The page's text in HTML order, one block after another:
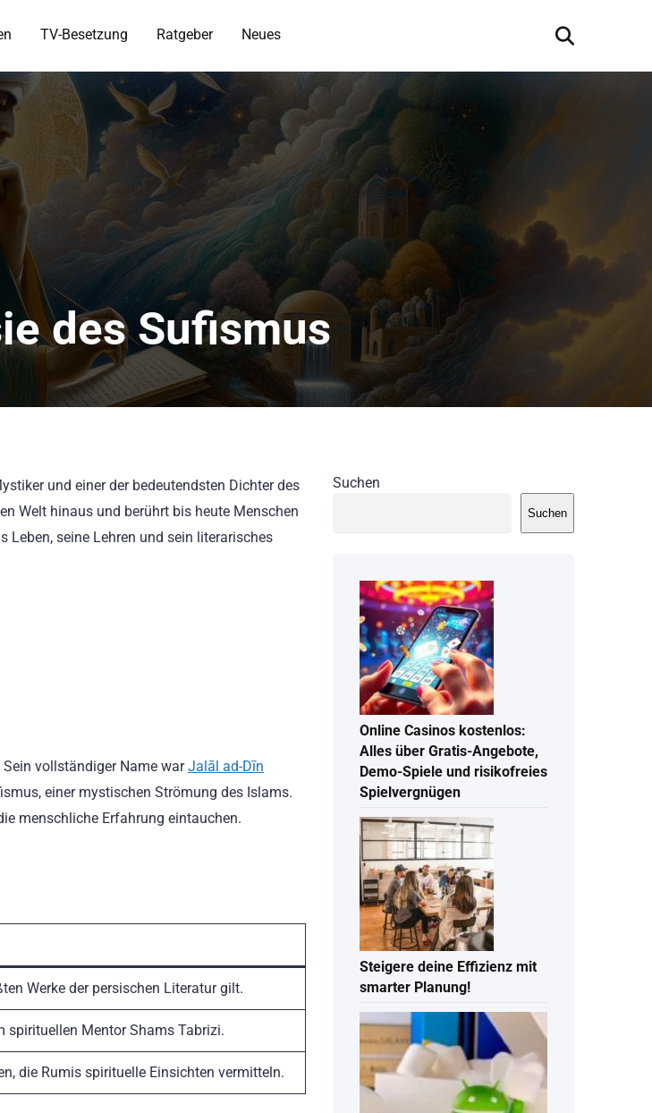
TV-Besetzung Ratgeber Neues
des Sufismus
und einer der bedeutendsten Dichter des
Welt hinaus und berührt bis heute Menschen
Leben, seine Lehren und sein literarisches
vollständiger Name warJalāl ad-Dīn
einer mystischen Strömung des Islams.
menschliche Erfahrung eintauchen.
Werke der persischen Literatur gilt.
spirituellen Mentor Shams Tabrizi.
die Rumis spirituelle Einsichten vermitteln.
Suchen
Suchen
Online Casinos kostenlos:
Alles über Gratis-Angebote,
Demo-Spiele und risikofreies
Spielvergnügen
Steigere deine Effizienz mit
smarter Planung!